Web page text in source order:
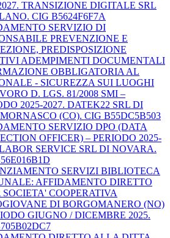
TRANSIZIONE DIGITALE SRL
CIG B5624F6F7A
SERVIZIO DI
PREVENZIONE E
PREDISPOSIZIONE
ADEMPIMENTI DOCUMENTALI
OBBLIGATORIA AL
- SICUREZZA SUI LUOGHI
D. LGS. 81/2008 SMI –
2025-2027. DATEK22 SRL DI
(CO). CIG B55DC5B503
SERVIZIO DPO (DATA
OFFICER) – PERIODO 2025-
SERVICE SRL DI NOVARA.
SERVIZI BIBLIOTECA
AFFIDAMENTO DIRETTO
COOPERATIVA
DI BORGOMANERO (NO)
GIUGNO / DICEMBRE 2025.